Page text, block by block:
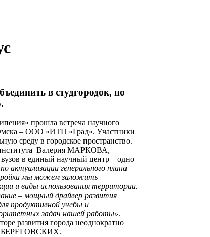
в студгородок, но
прошла встреча научного
– ООО «ИТП «Град». Участники
среду в городское пространство.
института Валерия МАРКОВА,
в единый научный центр – одно
актуализации генерального плана
мы можем заложить
и виды использования территории.
– мощный драйвер развития
продуктивной учебы и
задач нашей работы».
развития города неоднократно
БЕРЕГОВСКИХ.